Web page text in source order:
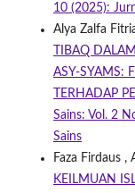
10 (2025):
Alya Zalfa
TIBAQ
ASY-SYAMS:
TERHADAP
Sains: Vol. 2
Sains
Faza Firdaus ,
KEILMUAN